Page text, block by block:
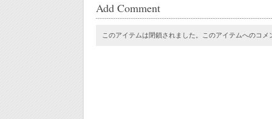
Add Comment
このアイテムは閉鎖されました。このアイテムへのコ